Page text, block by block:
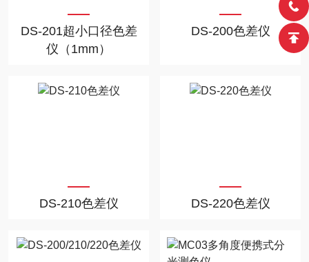
DS-201超小口径色差
仪（1mm）
DS-200色差仪
DS-210色差仪 DS-220色差仪